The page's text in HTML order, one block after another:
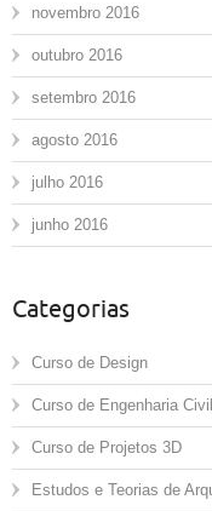
novembro 2016
outubro 2016
setembro 2016
agosto 2016
julho 2016
junho 2016
Categorias
Curso de Design
Curso de Engenharia Civil
Curso de Projetos 3D
Estudos e Teorias de